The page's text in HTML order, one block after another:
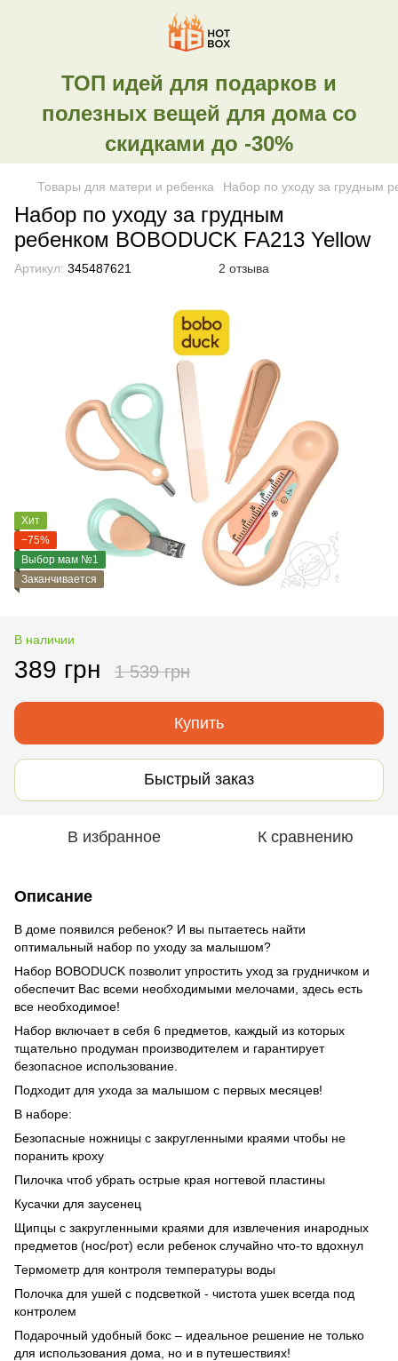
ТОП идей для подарков и
полезных вещей для дома со
скидками до -30%
Товары для матери и ребенка Набор по уходу за грудным
Набор по уходу за грудным
ребенком BOBODUCK FA213 Yellow
Артикул: 345487621 2 отзыва
Хит
−75%
Выбор мам №1
Заканчивается
В наличии
389 грн 1 539 грн
Купить
Быстрый заказ
В избранное К сравнению
Описание
В доме появился ребенок? И вы пытаетесь найти
оптимальный набор по уходу за малышом?
Набор BOBODUCK позволит упростить уход за грудничком и
обеспечит Вас всеми необходимыми мелочами, здесь есть
все необходимое!
Набор включает в себя 6 предметов, каждый из которых
тщательно продуман производителем и гарантирует
безопасное использование.
Подходит для ухода за малышом с первых месяцев!
В наборе:
Безопасные ножницы с закругленными краями чтобы не
поранить кроху
Пилочка чтоб убрать острые края ногтевой пластины
Кусачки для заусенец
Щипцы с закругленными краями для извлечения инародных
предметов (нос/рот) если ребенок случайно что-то вдохнул
Термометр для контроля температуры воды
Полочка для ушей с подсветкой - чистота ушек всегда под
контролем
Подарочный удобный бокс – идеальное решение не только
для использования дома, но и в путешествиях!